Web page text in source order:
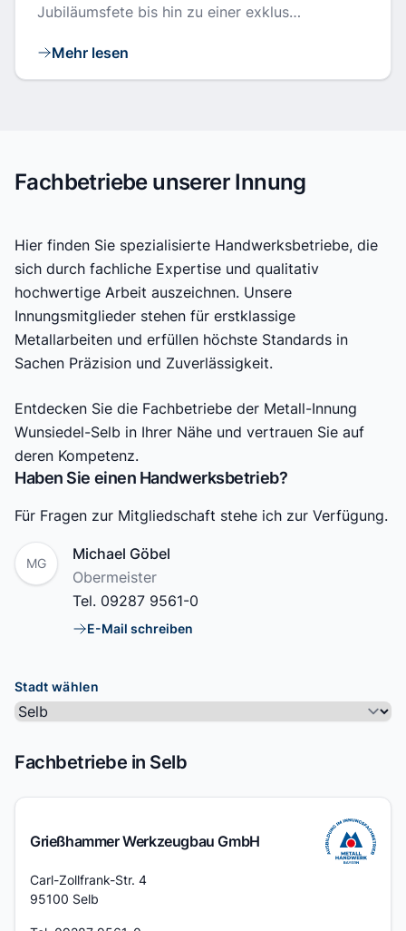
Jubiläumsfete bis hin zu einer exklus…
Mehr lesen
Fachbetriebe unserer Innung
Hier finden Sie spezialisierte Handwerksbetriebe, die
sich durch fachliche Expertise und qualitativ
hochwertige Arbeit auszeichnen. Unsere
Innungsmitglieder stehen für erstklassige
Metallarbeiten und erfüllen höchste Standards in
Sachen Präzision und Zuverlässigkeit.
Entdecken Sie die Fachbetriebe der Metall-Innung
Wunsiedel-Selb in Ihrer Nähe und vertrauen Sie auf
deren Kompetenz.
Haben Sie einen Handwerksbetrieb?
Für Fragen zur Mitgliedschaft stehe ich zur Verfügung.
MG
Name
Michael Göbel
Position
Obermeister
Tel. 09287 9561-0
E-Mail
E-Mail schreiben
Stadt wählen
Fachbetriebe in Selb
Grießhammer Werkzeugbau GmbH
Adresse
Carl-Zollfrank-Str. 4
95100 Selb